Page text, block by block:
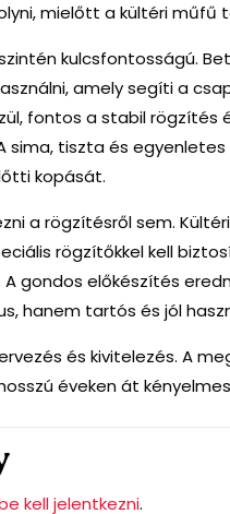
mielőtt a kültéri műfű
kulcsfontosságú.
amely segíti a
fontos a stabil rögzítés
sima, tiszta és
kopását.
a rögzítésről sem.
rögzítőkkel kell
gondos előkészítés
hanem tartós és jól
és kivitelezés. A
éveken át
kell jelentkezni.